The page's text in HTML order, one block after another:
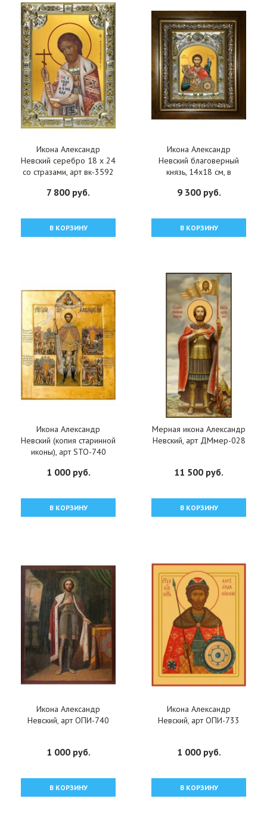
Икона Александр
Невский серебро 18 х 24
со стразами, арт вк-3592
7 800 руб.
В КОРЗИНУ
Икона Александр
Невский благоверный
князь, 14x18 см, в
см, арт вк-419
9 300 руб.
В КОРЗИНУ
Икона Александр
Невский (копия старинной
иконы), арт STO-740
1 000 руб.
В КОРЗИНУ
Мерная икона Александр
Невский, арт ДМмер-028
11 500 руб.
В КОРЗИНУ
Икона Александр
Невский, арт ОПИ-740
1 000 руб.
В КОРЗИНУ
Икона Александр
Невский, арт ОПИ-733
1 000 руб.
В КОРЗИНУ